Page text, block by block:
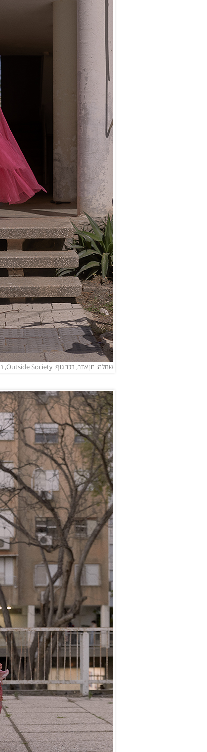
שמלה: חן אדר, בגד גוף: Outside Society, נעליים: אוסף פרטי (צילום: לירון ויסמן)